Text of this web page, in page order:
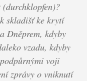
skladišť ke krytí
Dněprem, kdyby
vzadu, kdyby
voji
zprávy o vniknutí